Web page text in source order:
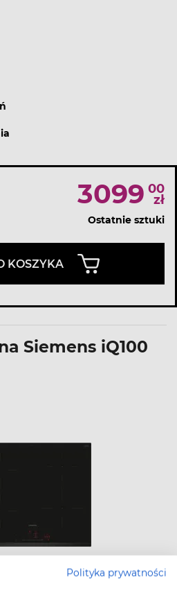
3099 00
zł
Ostatnie sztuki
KOSZYKA
Siemens iQ100
Polityka prywatności